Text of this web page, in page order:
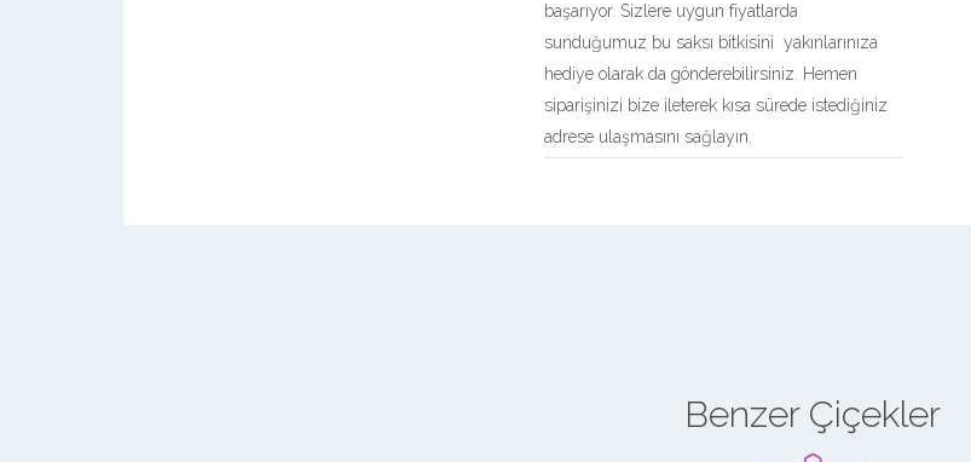
başarıyor. Sizlere uygun fiyatlarda
sunduğumuz bu saksı bitkisini yakınlarınıza
hediye olarak da gönderebilirsiniz. Hemen
siparişinizi bize ileterek kısa sürede istediğiniz
adrese ulaşmasını sağlayın.
Benzer Çiçekler